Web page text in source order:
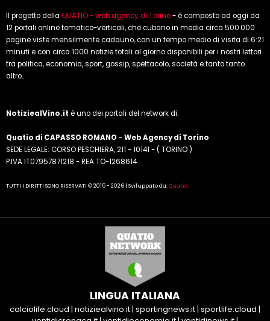
Il progetto della QUATIO - web agency di Torino- è composto ad oggi da
12 portali online tematico-verticali, che cubano in media circa 500.000
pagine viste mensilmente cadauno, con un tempo medio di visita di 6:21
minuti e con circa 1000 notizie totali al giorno disponibili per i nostri lettori
tra politica, economia, sport, gossip, spettacolo, società e tanto tanto
altro...
NotiziealVino.it è uno dei portali del network di:
Quatio di CAPASSO ROMANO -Web Agency di Torino
SEDE LEGALE: CORSO PESCHIERA, 211 - 10141 - ( TORINO )
P.IVA IT07957871218 - REA TO-1268614
TUTTI I DIRITTI SONO RISERVATI © 2015 - 2026 | Sviluppato da:Quatio
LINGUA ITALIANA
calciolife.cloud | notiziealvino.it| sportingnews.it| sportlife.cloud |